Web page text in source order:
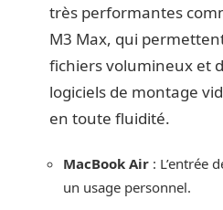
très performantes
M3 Max, qui
fichiers volumineux et
logiciels de montage
en toute fluidité.
MacBook Air : L’entrée
un usage personnel.